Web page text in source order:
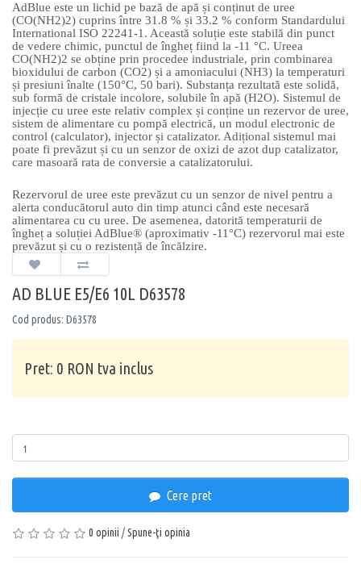
AdBlue este un lichid pe bază de apă și conținut de uree
(CO(NH2)2) cuprins între 31.8 % și 33.2 % conform Standardului
International ISO 22241-1. Această soluție este stabilă din punct
de vedere chimic, punctul de îngheț fiind la -11 °C. Ureea
CO(NH2)2 se obține prin procedee industriale, prin combinarea
bioxidului de carbon (CO2) și a amoniacului (NH3) la temperaturi
și presiuni înalte (150°C, 50 bari). Substanța rezultată este solidă,
sub formă de cristale incolore, solubile în apă (H2O). Sistemul de
injecție cu uree este relativ complex și conține un rezervor de uree,
sistem de alimentare cu pompă electrică, un modul electronic de
control (calculator), injector și catalizator. Adițional sistemul mai
poate fi prevăzut și cu un senzor de oxizi de azot dup catalizator,
care masoară rata de conversie a catalizatorului.
Rezervorul de uree este prevăzut cu un senzor de nivel pentru a
alerta conducătorul auto din timp atunci când este necesară
alimentarea cu cu uree. De asemenea, datorită temperaturii de
îngheț a soluției AdBlue® (aproximativ -11°C) rezervorul mai este
prevăzut și cu o rezistență de încălzire.
AD BLUE E5/E6 10L D63578
Cod produs: D63578
Pret: 0 RON tva inclus
Cere pret
0 opinii /Spune-ţi opinia